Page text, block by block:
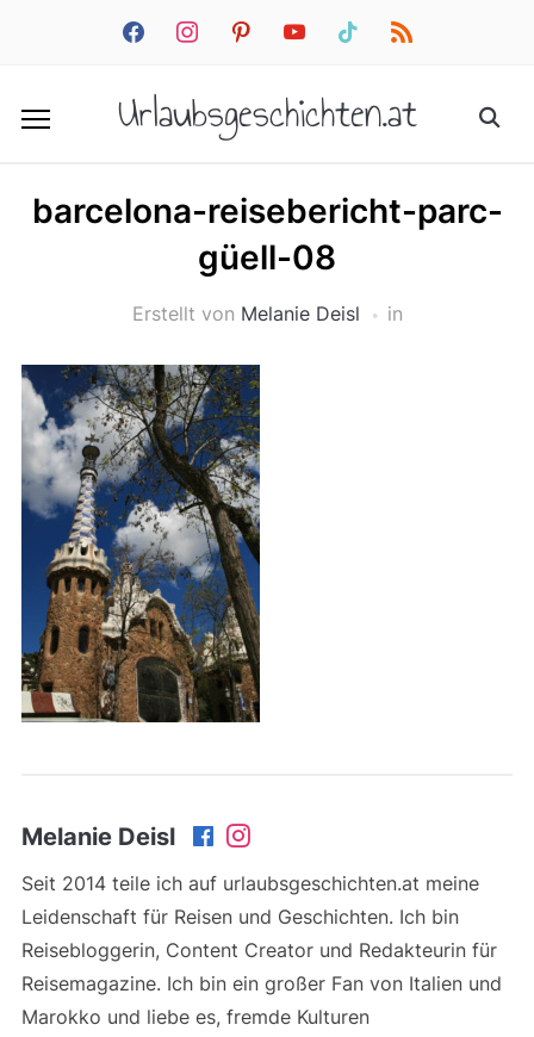
facebookinstagrampinterestyoutube tiktok rss
Urlaubsgeschichten.at
barcelona-reisebericht-parc-
güell-08
Erstellt von Melanie Deisl in
Melanie Deisl
Seit 2014 teile ich auf urlaubsgeschichten.at meine
Leidenschaft für Reisen und Geschichten. Ich bin
Reisebloggerin, Content Creator und Redakteurin für
Reisemagazine. Ich bin ein großer Fan von Italien und
Marokko und liebe es, fremde Kulturen